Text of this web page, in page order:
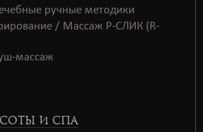
И СПА
ручные методики
/ Массаж Р-СЛИК (R-
массаж